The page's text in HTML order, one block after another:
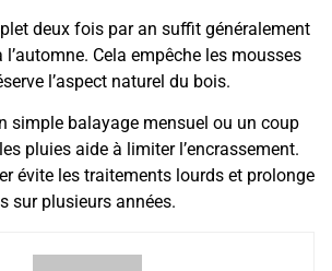
deux fois par an suffit généralement
Cela empêche les mousses
l’aspect naturel du bois.
simple balayage mensuel ou un coup
pluies aide à limiter l’encrassement.
évite les traitements lourds et prolonge
sur plusieurs années.